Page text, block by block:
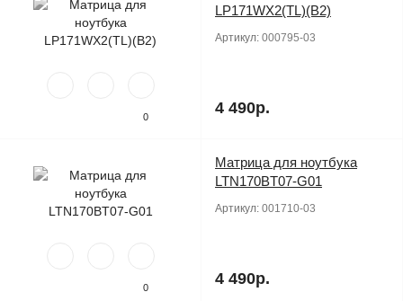
0
LP171WX2(TL)(B2)
Артикул: 000795-03
4 490р.
0
Матрица для ноутбука
LTN170BT07-G01
Артикул: 001710-03
4 490р.